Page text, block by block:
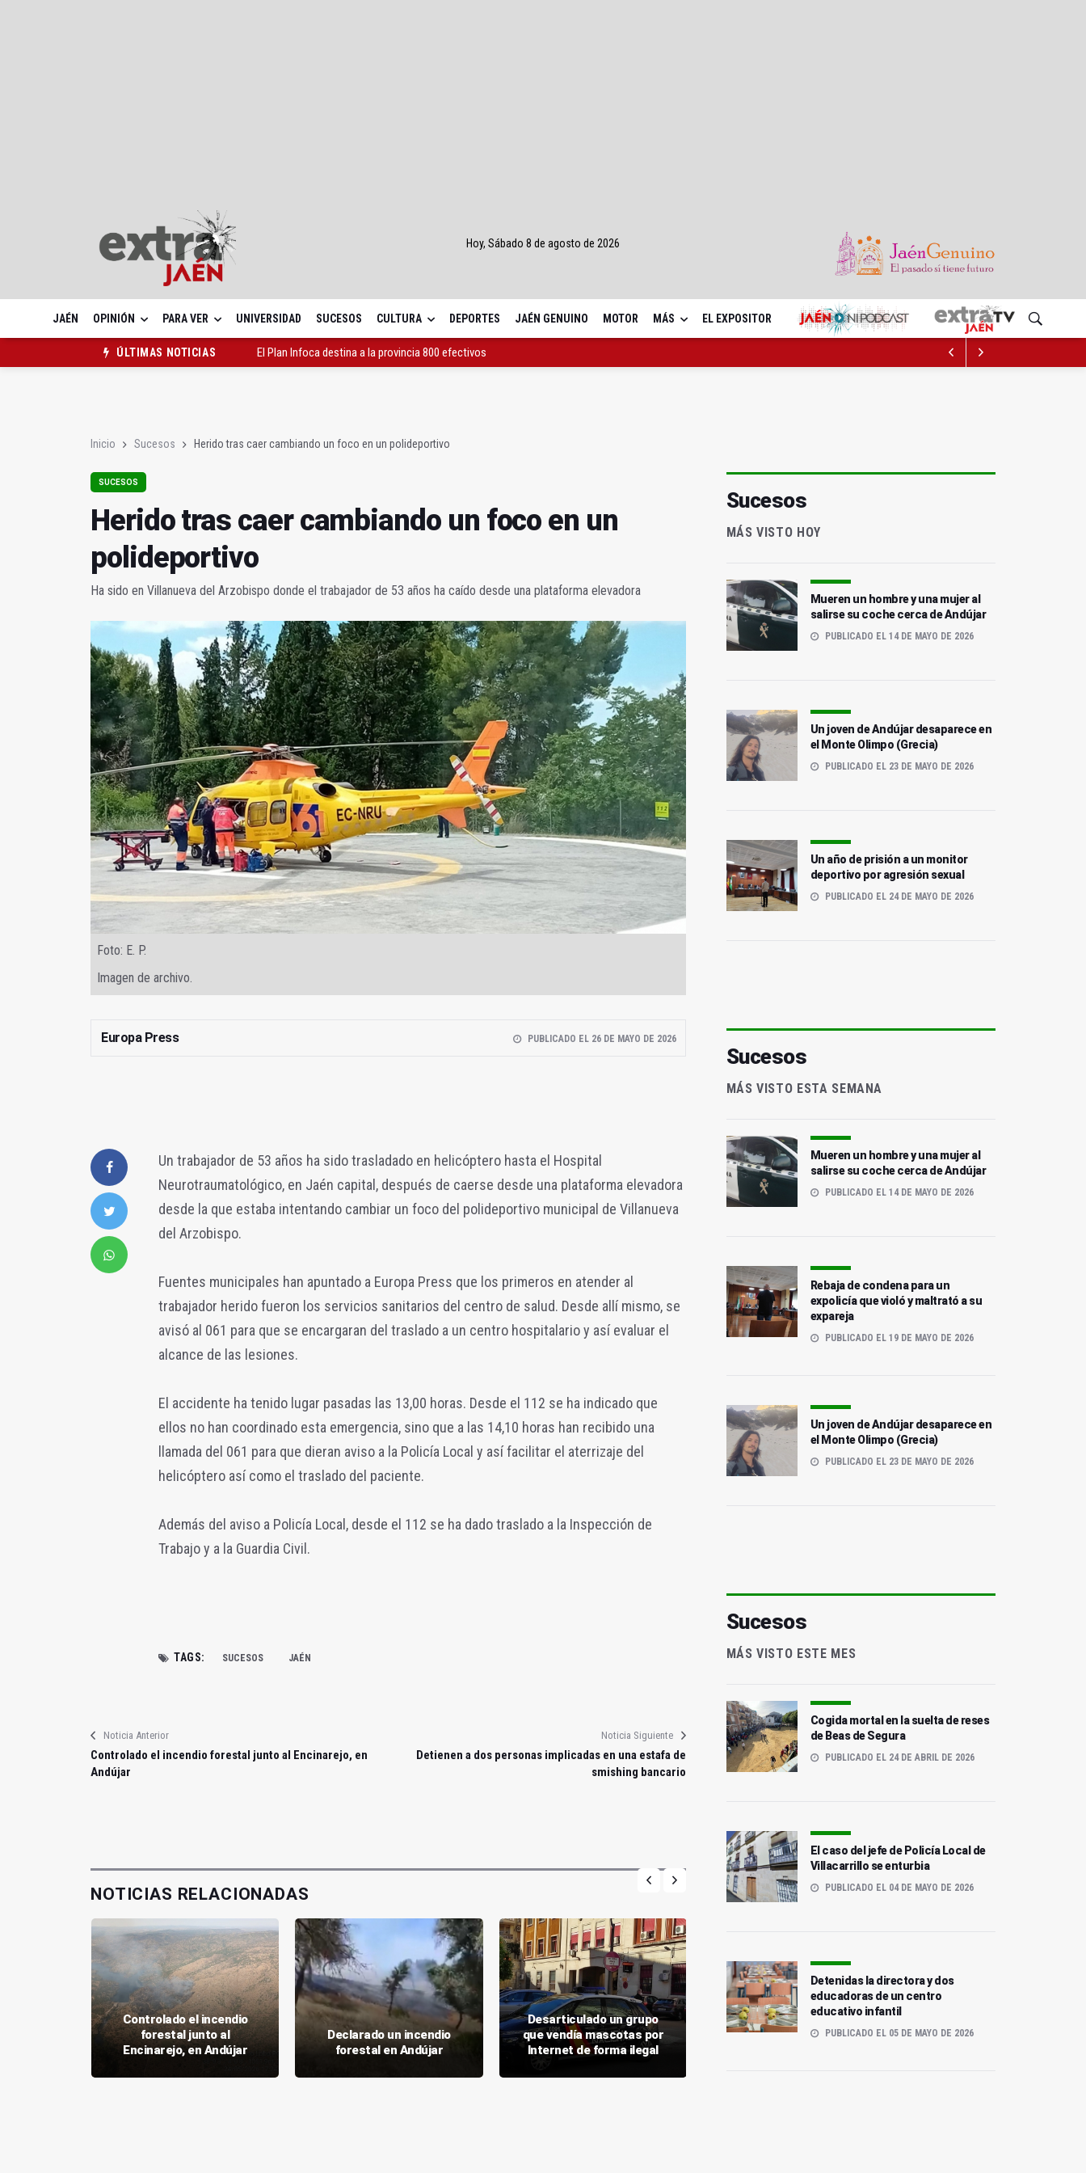
Hoy, Sábado 8 de agosto de 2026
JAÉN OPINIÓN PARA VER UNIVERSIDAD SUCESOS CULTURA DEPORTES JAÉN GENUINO MOTOR MÁS EL EXPOSITOR
ÚLTIMAS NOTICIAS
Cortes de tráfico esta tarde en la capital
Inicio Sucesos Herido tras caer cambiando un foco en un polideportivo
SUCESOS
Herido tras caer cambiando un foco en un
polideportivo
Ha sido en Villanueva del Arzobispo donde el trabajador de 53 años ha caído desde una plataforma elevadora
Foto: E. P.
Imagen de archivo.
Europa Press PUBLICADO EL 26 DE MAYO DE 2026
Un trabajador de 53 años ha sido trasladado en helicóptero hasta el Hospital
Neurotraumatológico, en Jaén capital, después de caerse desde una plataforma elevadora
desde la que estaba intentando cambiar un foco del polideportivo municipal de Villanueva
del Arzobispo.
Fuentes municipales han apuntado a Europa Press que los primeros en atender al
trabajador herido fueron los servicios sanitarios del centro de salud. Desde allí mismo, se
avisó al 061 para que se encargaran del traslado a un centro hospitalario y así evaluar el
alcance de las lesiones.
El accidente ha tenido lugar pasadas las 13,00 horas. Desde el 112 se ha indicado que
ellos no han coordinado esta emergencia, sino que a las 14,10 horas han recibido una
llamada del 061 para que dieran aviso a la Policía Local y así facilitar el aterrizaje del
helicóptero así como el traslado del paciente.
Además del aviso a Policía Local, desde el 112 se ha dado traslado a la Inspección de
Trabajo y a la Guardia Civil.
TAGS: SUCESOS JAÉN
Noticia Anterior
Controlado el incendio forestal junto al Encinarejo, en
Andújar
Noticia Siguiente
Detienen a dos personas implicadas en una estafa de
smishing bancario
NOTICIAS RELACIONADAS
Controlado el incendio
forestal junto al
Encinarejo, en Andújar
Declarado un incendio
forestal en Andújar
Desarticulado un grupo
que vendía mascotas por
Internet de forma ilegal
Rebaja de condena para
un expolicía que violó y
por robos en el barrio
Sucesos
MÁS VISTO HOY
Mueren un hombre y una mujer al
salirse su coche cerca de Andújar
PUBLICADO EL 14 DE MAYO DE 2026
Un joven de Andújar desaparece en
el Monte Olimpo (Grecia)
PUBLICADO EL 23 DE MAYO DE 2026
Un año de prisión a un monitor
deportivo por agresión sexual
PUBLICADO EL 24 DE MAYO DE 2026
Sucesos
MÁS VISTO ESTA SEMANA
Mueren un hombre y una mujer al
salirse su coche cerca de Andújar
PUBLICADO EL 14 DE MAYO DE 2026
Rebaja de condena para un
expolicía que violó y maltrató a su
expareja
PUBLICADO EL 19 DE MAYO DE 2026
Un joven de Andújar desaparece en
el Monte Olimpo (Grecia)
PUBLICADO EL 23 DE MAYO DE 2026
Sucesos
MÁS VISTO ESTE MES
Cogida mortal en la suelta de reses
de Beas de Segura
PUBLICADO EL 24 DE ABRIL DE 2026
El caso del jefe de Policía Local de
Villacarrillo se enturbia
PUBLICADO EL 04 DE MAYO DE 2026
Detenidas la directora y dos
educadoras de un centro
educativo infantil
PUBLICADO EL 05 DE MAYO DE 2026